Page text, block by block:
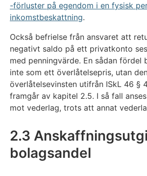
-förluster på egendom i en fysisk
inkomstbeskattning.
Också befrielse från ansvaret att
negativt saldo på ett privatkonto
med penningvärde. En sådan fördel
inte som ett överlåtelsepris, utan
överlåtelsevinsten utifrån ISkL 46 §
framgår av kapitel 2.5. I så fall
mot vederlag, trots att annat
2.3
bolagsandel